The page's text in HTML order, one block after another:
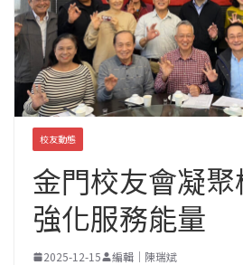
校友動態
金門校友會凝
強化服務能量
2025-12-15
編輯｜陳瑞斌